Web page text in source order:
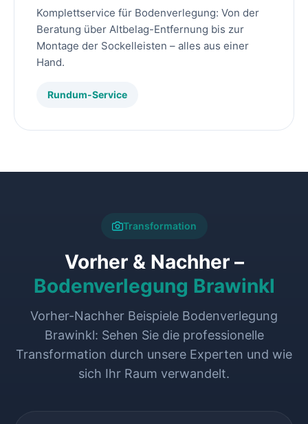
Komplettservice für Bodenverlegung: Von der
Beratung über Altbelag-Entfernung bis zur
Montage der Sockelleisten – alles aus einer
Hand.
Rundum-Service
Transformation
Vorher & Nachher –
Bodenverlegung Brawinkl
Vorher-Nachher Beispiele Bodenverlegung
Brawinkl: Sehen Sie die professionelle
Transformation durch unsere Experten und wie
sich Ihr Raum verwandelt.